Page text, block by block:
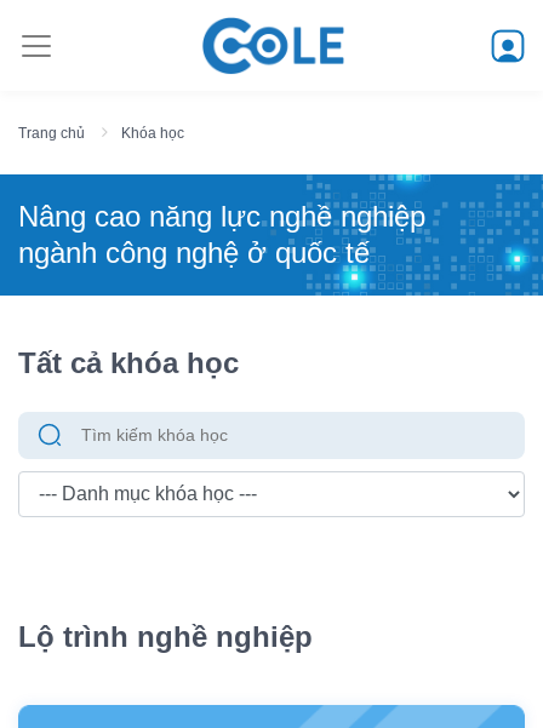
Trang chủ Khóa học
Nâng cao năng lực nghề nghiệp
ngành công nghệ ở quốc tế
Tất cả khóa học
Lộ trình nghề nghiệp